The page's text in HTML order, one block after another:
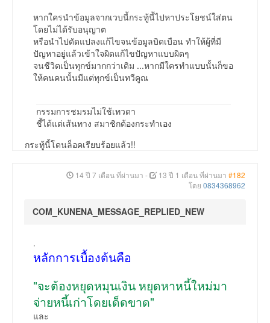
หากใครนำข้อมูลจากเวบนี้กระทู้นี้ไปหาประโยชน์ใส่ตน
โดยไม่ได้รับอนุญาต
หรือนำไปดัดแปลงแก้ไขจนข้อมูลบิดเบือน ทำให้ผู้ที่มี
ปัญหาอยู่แล้วเข้าใจผิดแก้ไขปัญหาแบบผิดๆ
จนชีวิตเป็นทุกข์มากกว่าเดิม ...หากมีใครทำแบบนั้นก็ขอ
ให้คนคนนั้นมีแต่ทุกข์เป็นทวีคูณ
กรรมการชมรมไม่ใช้เทวดา
ชี้ได้แต่เส้นทาง สมาชิกต้องกระทำเอง
กระทู้นี้โดนล็อคเรียบร้อยแล้ว!!
14 ปี 7 เดือน ที่ผ่านมา - 13 ปี 1 เดือน ที่ผ่านมา #182
โดย 0834368962
COM_KUNENA_MESSAGE_REPLIED_NEW
.
หลักการเบื้องต้นคือ
"จะต้องหยุดหมุนเงิน หยุดหาหนี้ใหม่มา
จ่ายหนี้เก่าโดยเด็ดขาด"
และ